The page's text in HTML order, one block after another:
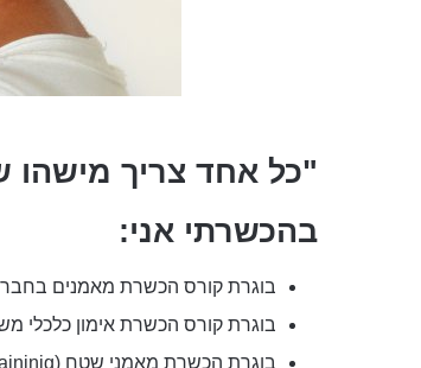
"כל אחד צריך מישהו
בהכשרתי אני:
בוגרת קורס הכשרת מאמנים
בוגרת קורס הכשרת אימון כלכלי
בוגרת הכשרת מאמני שטח (ODT-outdoor traininig) ועמידה מול קבוצה בחברת "תות בשטח".